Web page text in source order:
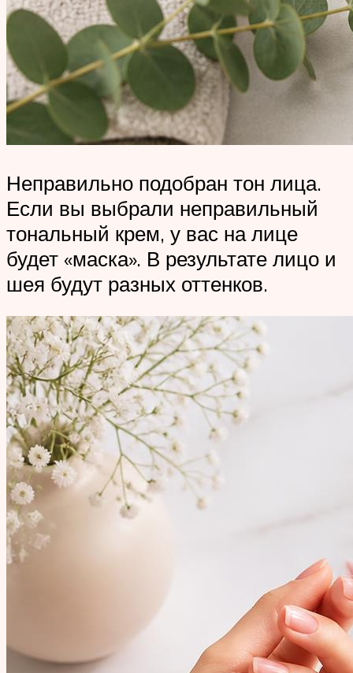
Неправильно подобран тон лица.
Если вы выбрали неправильный
тональный крем, у вас на лице
будет «маска». В результате лицо и
шея будут разных оттенков.